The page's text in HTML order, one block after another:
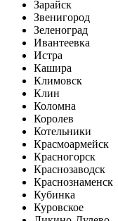
Зарайск
Звенигород
Зеленоград
Ивантеевка
Истра
Кашира
Климовск
Клин
Коломна
Королев
Котельники
Красмоармейск
Красногорск
Краснозаводск
Краснознаменск
Кубинка
Куровское